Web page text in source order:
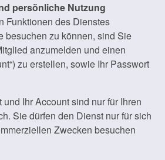
persönliche Nutzung
Funktionen des Dienstes
besuchen zu können, sind Sie
anzumelden und einen
zu erstellen, sowie Ihr Passwort
Ihr Account sind nur für Ihren
Sie dürfen den Dienst nur für sich
Zwecken besuchen